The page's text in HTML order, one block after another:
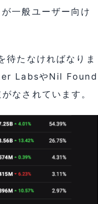
一般ユーザー向け
たなければなりま
LabsやNil Found
なされています。